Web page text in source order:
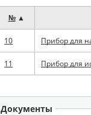
№▲
10 Прибор для
11 Прибор для
Документы